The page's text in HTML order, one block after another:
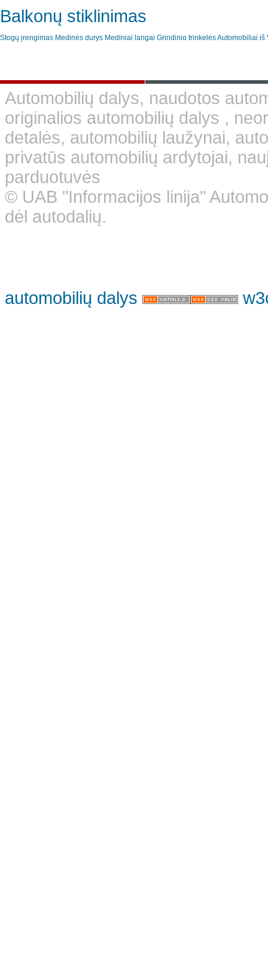
Balkonų stiklinimas
Stogų įrengimas Medinės durys Mediniai langai Grindinio trinkelėsAutomobiliai iš
Automobilių dalys, naudotos
originalios automobilių dalys ,
detalės, automobilių laužynai,
privatūs automobilių ardytojai,
parduotuvės
© UAB "Informacijos linija"
dėl autodalių.
automobilių dalys